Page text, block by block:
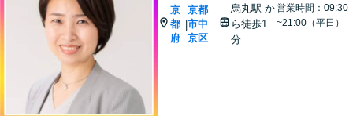
京
都
府
|
京都
市中
京区
烏丸駅 か
ら徒歩1
分
営業時間：09:30
~21:00（平日）